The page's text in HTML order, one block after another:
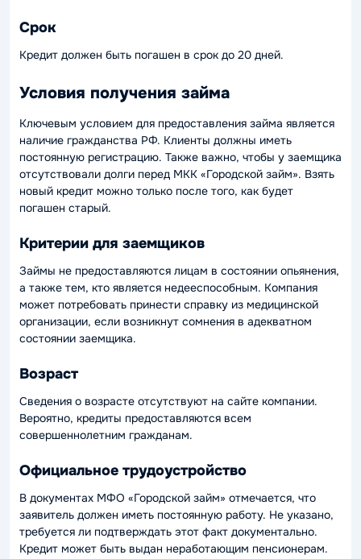
Срок
Кредит должен быть погашен в срок до 20 дней.
Условия получения займа
Ключевым условием для предоставления займа является
наличие гражданства РФ. Клиенты должны иметь
постоянную регистрацию. Также важно, чтобы у заемщика
отсутствовали долги перед МКК «Городской займ». Взять
новый кредит можно только после того, как будет
погашен старый.
Критерии для заемщиков
Займы не предоставляются лицам в состоянии опьянения,
а также тем, кто является недееспособным. Компания
может потребовать принести справку из медицинской
организации, если возникнут сомнения в адекватном
состоянии заемщика.
Возраст
Сведения о возрасте отсутствуют на сайте компании.
Вероятно, кредиты предоставляются всем
совершеннолетним гражданам.
Официальное трудоустройство
В документах МФО «Городской займ» отмечается, что
заявитель должен иметь постоянную работу. Не указано,
требуется ли подтверждать этот факт документально.
Кредит может быть выдан неработающим пенсионерам.